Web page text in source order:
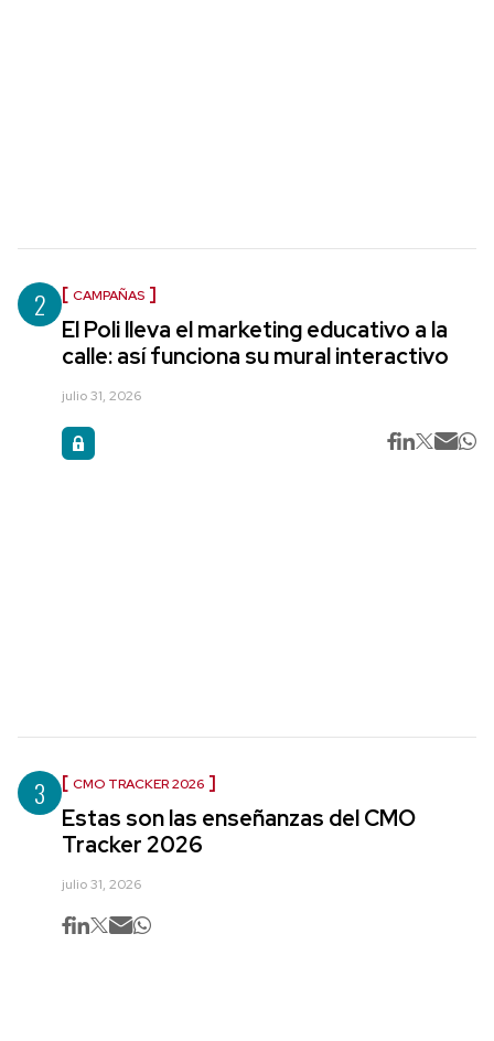
2 CAMPAÑAS
El Poli lleva el marketing educativo a la
calle: así funciona su mural interactivo
julio 31, 2026
3 CMO TRACKER 2026
Estas son las enseñanzas del CMO
Tracker 2026
julio 31, 2026